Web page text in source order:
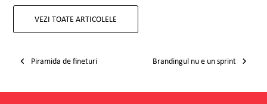
VEZI TOATE ARTICOLELE
Piramida de fineturi Brandingul nu e un sprint